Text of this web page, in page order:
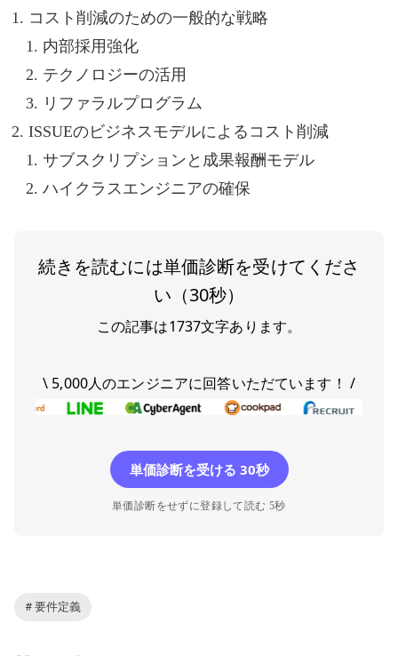
コスト削減のための一般的な戦略
内部採用強化
テクノロジーの活用
リファラルプログラム
ISSUEのビジネスモデルによるコスト削減
サブスクリプションと成果報酬モデル
ハイクラスエンジニアの確保
続きを読むには単価診断を受けてくださ
い（30秒）
この記事は1737文字あります。
\ 5,000人のエンジニアに回答いただています！ /
単価診断を受ける 30秒
単価診断をせずに登録して読む 5秒
# 要件定義